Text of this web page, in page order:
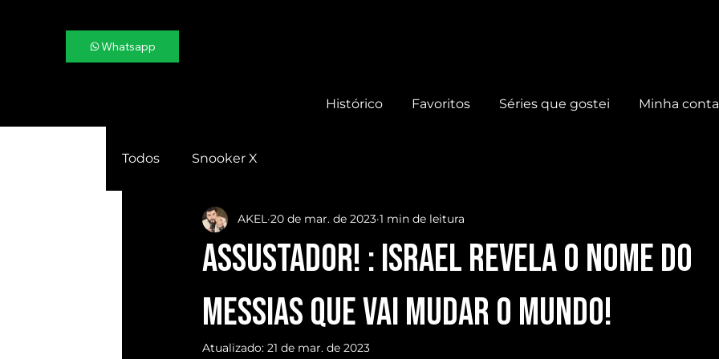
Whatsapp
Histórico Favoritos Séries que gostei Minha conta
Todos Snooker X
ASSUSTADOR! : ISRAEL REVELA o NOME do
MESSIAS que VAI MUDAR O MUNDO!
AKEL 20 de mar. de 2023 1 min de leitura
Atualizado: 21 de mar. de 2023